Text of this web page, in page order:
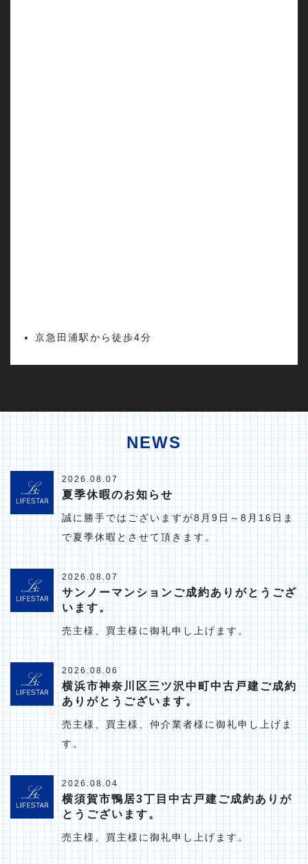
京急田浦駅から徒歩4分
NEWS
2026.08.07
夏季休暇のお知らせ
誠に勝手ではございますが8月9日～8月16日ま
で夏季休暇とさせて頂きます。
2026.08.07
サンノーマンションご成約ありがとうござ
います。
売主様、買主様に御礼申し上げます。
2026.08.06
横浜市神奈川区三ツ沢中町中古戸建ご成約
ありがとうございます。
売主様、買主様、仲介業者様に御礼申し上げま
す。
2026.08.04
横須賀市鴨居3丁目中古戸建ご成約ありが
とうございます。
売主様、買主様に御礼申し上げます。